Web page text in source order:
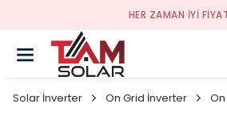
HER ZAMAN IYI
Solar İnverter On Grid İnverter